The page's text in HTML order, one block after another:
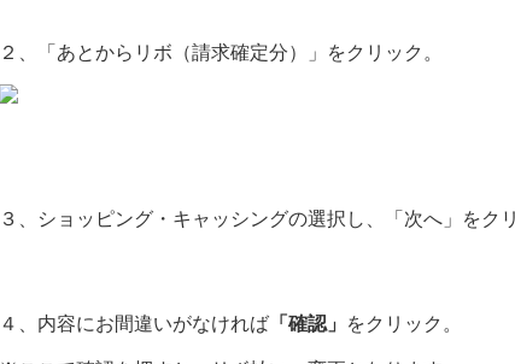
２、「あとからリボ（請求確定分）」をクリック。
３、ショッピング・キャッシングの選択し、「次へ」をクリ
４、内容にお間違いがなければ「確認」 をクリック。